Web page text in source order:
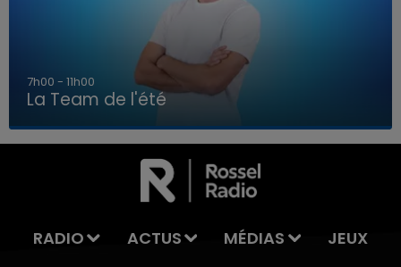
LA TEAM DE L'ÉTÉ
7h00 - 11h00
La Team de l'été
RADIO ACTUS MÉDIAS JEUX